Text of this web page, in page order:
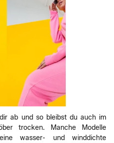
ab und so bleibst du auch im
trocken. Manche Modelle
wasser- und winddichte